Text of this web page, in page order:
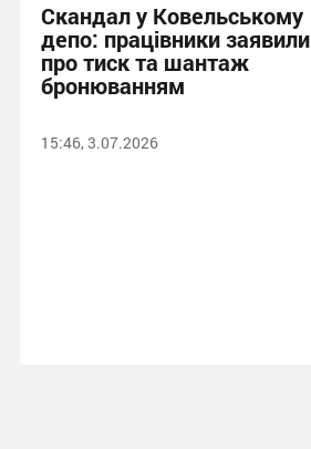
Скандал у Ковельському
депо: працівники заявили
про тиск та шантаж
бронюванням
15:46, 3.07.2026